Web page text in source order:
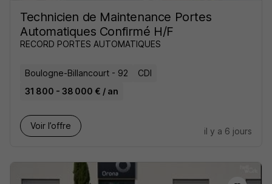
Technicien de Maintenance Portes
Automatiques Confirmé H/F
RECORD PORTES AUTOMATIQUES
Boulogne-Billancourt - 92
CDI
31 800 - 38 000 € / an
Voir l’offre
il y a 6 jours